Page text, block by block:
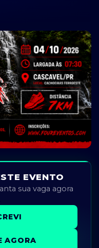
EVENTO
sua vaga agora
AGORA